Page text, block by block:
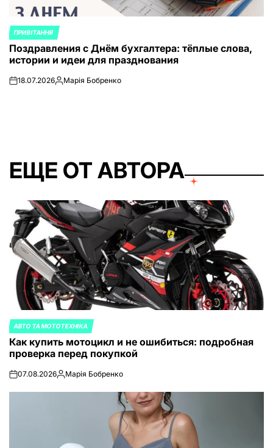
ОПУБЛИКОВАНО
В
ПРИВІТАННЯ
Поздравления с Днём бухгалтера: тёплые слова,
истории и идеи для празднования
on18.07.2026Запись
Марія Бобренко
ЕЩЕ ОТ АВТОРА
ОПУБЛИКОВАНО
В
АВТО ТА МОТОТЕХНІКА
Как купить мотоцикл и не ошибиться: подробная
проверка перед покупкой
on07.08.2026Запись
Марія Бобренко